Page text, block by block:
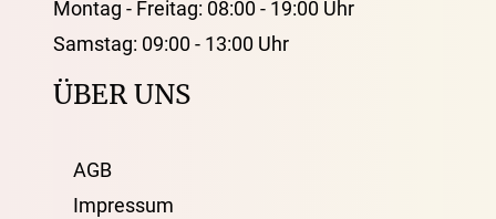
Montag - Freitag: 08:00 - 19:00 Uhr
Samstag: 09:00 - 13:00 Uhr
ÜBER UNS
AGB
Impressum